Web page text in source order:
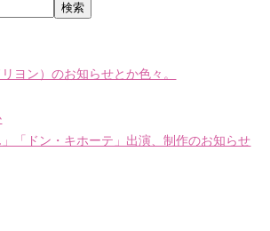
検索
ヨン）のお知らせとか色々。
「ドン・キホーテ」出演、制作のお知らせ